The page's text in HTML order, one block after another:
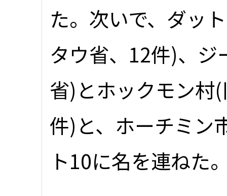
た。次いで、ダッ
タウ省、12件)、ジ
省)とホックモン村
件)と、ホーチミン
ト10に名を連ねた